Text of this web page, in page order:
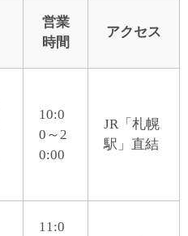
営業
時間
アクセス
10:0
0～2
0:00
JR「札幌
駅」直結
11:0